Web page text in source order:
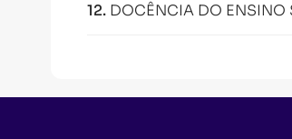
12. DOCÊNCIA DO ENSINO